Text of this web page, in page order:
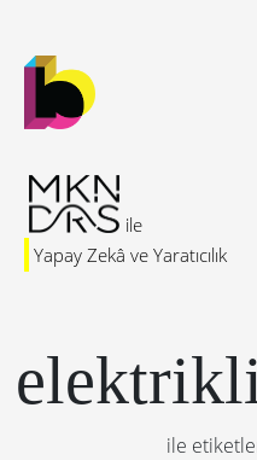
Yapay Zekâ ve Yaratıcılık
ile